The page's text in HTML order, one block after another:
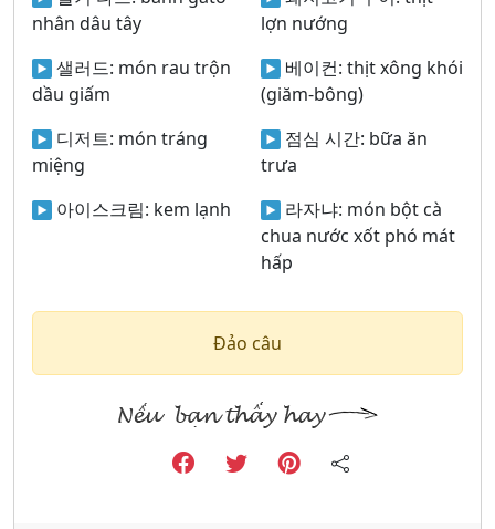
nhân dâu tây
샐러드: món rau trộn
dầu giấm
디저트: món tráng
miệng
아이스크림: kem lạnh
lợn nướng
베이컨: thịt xông khói
(giăm-bông)
점심 시간: bữa ăn
trưa
라자냐: món bột cà
chua nước xốt phó mát
hấp
Đảo câu